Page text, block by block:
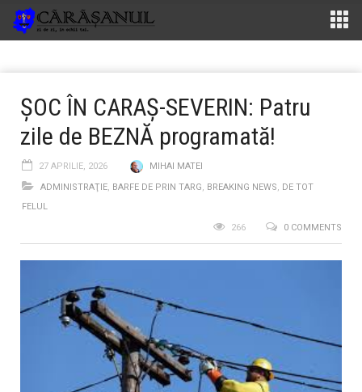
ȘOC ÎN CARAȘ-SEVERIN: Patru
zile de BEZNĂ programată!
27 APRILIE, 2026
MIHAI MATEI
ADMINISTRAŢIE, BARFE DE PRIN TARG, BREAKING NEWS, DE TOT
FELUL
0 COMMENTS
266